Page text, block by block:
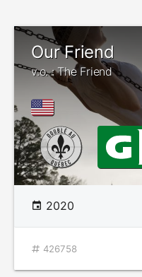
Our Friend
v.o. : The Friend
2020
426758